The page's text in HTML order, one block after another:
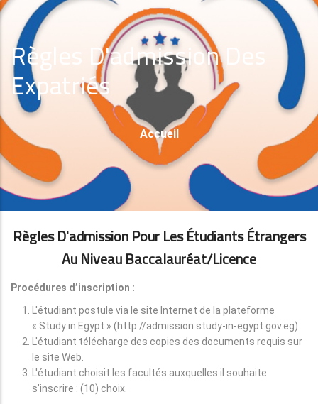
Règles D'admission Des
Expatriés
Fil
D'Ariane
Accueil
Règles D'admission Pour Les Étudiants Étrangers
Au Niveau Baccalauréat/licence
Procédures d’inscription :
L'étudiant postule via le site Internet de la plateforme
« Study in Egypt » (http://admission.study-in-egypt.gov.eg)
L'étudiant télécharge des copies des documents requis sur
le site Web.
L'étudiant choisit les facultés auxquelles il souhaite
s’inscrire : (10) choix.